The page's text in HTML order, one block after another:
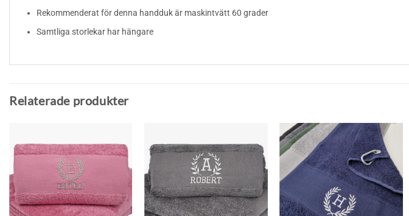
Rekommenderat för denna handduk är maskintvätt 60 grader
Samtliga storlekar har hängare
Relaterade produkter